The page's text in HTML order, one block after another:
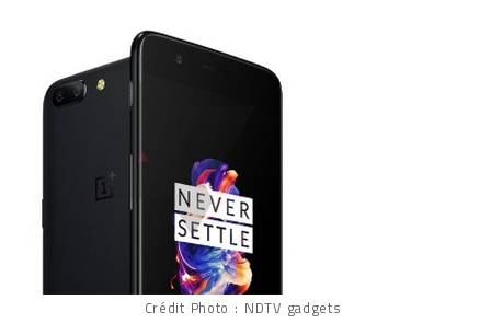
Crédit Photo : NDTV gadgets